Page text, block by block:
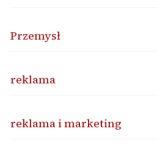
Przemysł
reklama
reklama i marketing